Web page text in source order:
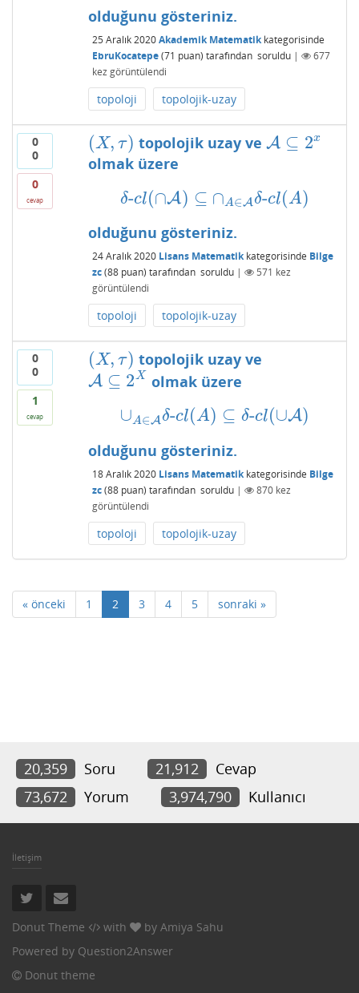
olduğunu gösteriniz.
25 Aralık 2020 Akademik Matematikkategorisinde
EbruKocatepe (71 puan) tarafından soruldu |
677
kez görüntülendi
topoloji topolojik-uzay
0
0
0
cevap
(X, τ)
(X,τ) topolojik uzay ve A ⊆ 2x
A⊆ 2x
olmak üzere
δ-cl(∩A) ⊆ ∩A∈Aδ-cl(A)
δ-cl(∩A ⊆∩A∈Aδ-cl(A)
olduğunu gösteriniz.
24 Aralık 2020 Lisans Matematikkategorisinde Bilge
zc (88puan) tarafından soruldu | 571 kez
görüntülendi
topoloji topolojik-uzay
0
0
1
cevap
(X, τ)
(X,τ) topolojik uzay ve
A ⊆ 2X
A⊆ 2X olmak üzere
∪A∈Aδ-cl(A) ⊆ δ-cl(∪A)
∪ A∈Aδ-cl(A )⊆ δ-cl(∪A)
olduğunu gösteriniz.
18 Aralık 2020 Lisans Matematikkategorisinde Bilge
zc (88puan) tarafından soruldu | 870kez
görüntülendi
topoloji topolojik-uzay
« önceki 1 2 3 4 5 sonraki »
20,359 Soru 21,912
Cevap
73,672
Yorum 3,974,790 Kullanıcı
İletişim
Donut Theme with by Amiya Sahu
Powered by Question2Answer
Donut theme